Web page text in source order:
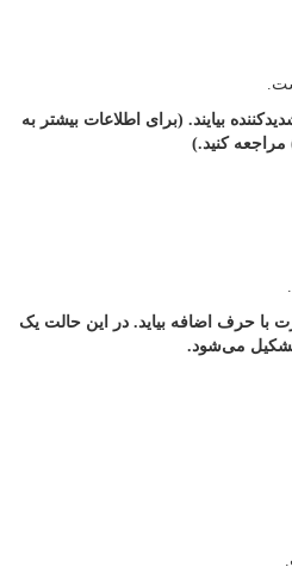
بیایند. (برای اطلاعات بیشتر به
با حرف اضافه بیاید. در این حالت یک